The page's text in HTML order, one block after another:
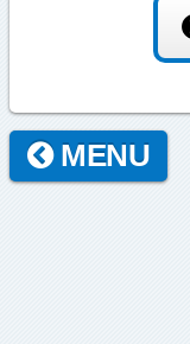
MENU